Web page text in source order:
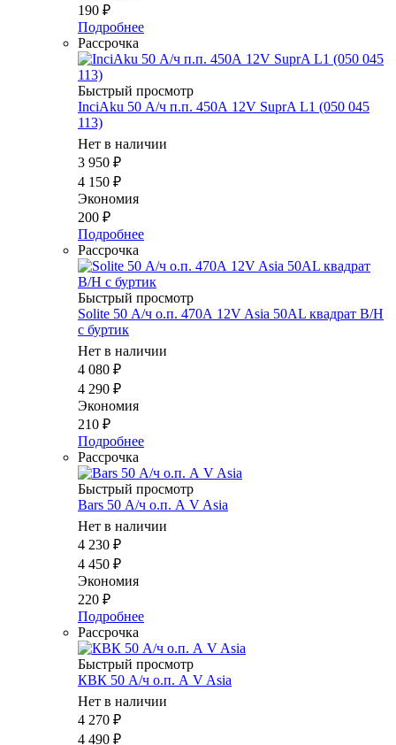
190 ₽
Подробнее
Рассрочка
Быстрый просмотр
InciAku 50 А/ч п.п. 450А 12V SuprA L1 (050 045
113)
Нет в наличии
3 950 ₽
4 150 ₽
Экономия
200 ₽
Подробнее
Рассрочка
Быстрый просмотр
Solite 50 А/ч о.п. 470А 12V Asia 50AL квадрат B/H
с буртик
Нет в наличии
4 080 ₽
4 290 ₽
Экономия
210 ₽
Подробнее
Рассрочка
Быстрый просмотр
Bars 50 А/ч о.п. А V Asia
Нет в наличии
4 230 ₽
4 450 ₽
Экономия
220 ₽
Подробнее
Рассрочка
Быстрый просмотр
КВК 50 А/ч о.п. А V Asia
Нет в наличии
4 270 ₽
4 490 ₽